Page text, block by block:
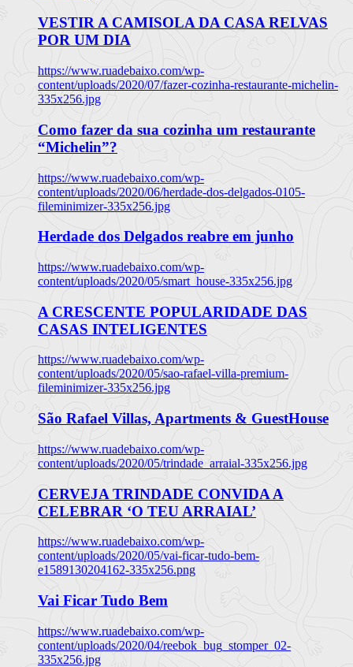
VESTIR A CAMISOLA DA CASA RELVAS
POR UM DIA
https://www.ruadebaixo.com/wp-
content/uploads/2020/07/fazer-cozinha-restaurante-michelin-
335x256.jpg
Como fazer da sua cozinha um restaurante
“Michelin”?
https://www.ruadebaixo.com/wp-
content/uploads/2020/06/herdade-dos-delgados-0105-
fileminimizer-335x256.jpg
Herdade dos Delgados reabre em junho
https://www.ruadebaixo.com/wp-
content/uploads/2020/05/smart_house-335x256.jpg
A CRESCENTE POPULARIDADE DAS
CASAS INTELIGENTES
https://www.ruadebaixo.com/wp-
content/uploads/2020/05/sao-rafael-villa-premium-
fileminimizer-335x256.jpg
São Rafael Villas, Apartments & GuestHouse
https://www.ruadebaixo.com/wp-
content/uploads/2020/05/trindade_arraial-335x256.jpg
CERVEJA TRINDADE CONVIDA A
CELEBRAR ‘O TEU ARRAIAL’
https://www.ruadebaixo.com/wp-
content/uploads/2020/05/vai-ficar-tudo-bem-
e1589130204162-335x256.png
Vai Ficar Tudo Bem
https://www.ruadebaixo.com/wp-
content/uploads/2020/04/reebok_bug_stomper_02-
335x256.jpg